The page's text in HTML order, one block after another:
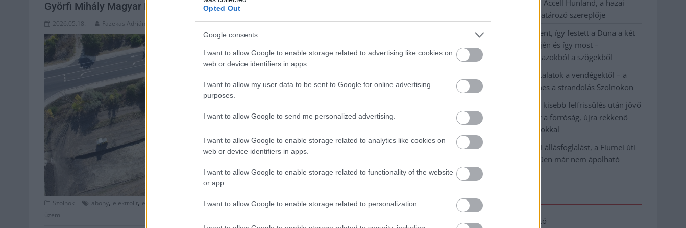
Opted Out
Google consents
I want to allow Google to enable storage related to advertising like cookies on
web or device identifiers in apps.
I want to allow my user data to be sent to Google for online advertising
purposes.
I want to allow Google to send me personalized advertising.
I want to allow Google to enable storage related to analytics like cookies on
web or device identifiers in apps.
I want to allow Google to enable storage related to functionality of the website
or app.
I want to allow Google to enable storage related to personalization.
Györfi Mihály Magyar Péterhez fordult, hogy ne jöjjön elektrolitgyár Szolnokra
2026.05.18. Fazekas Adrián
miniszterelnökhöz Szolnok polgármestere,
kezdeményezve a város határába tervezett
Györfi Mihály a beruházás kiemelt
projekt súlyosan veszélyezteti a helyi
hatására már a közgyűlés fideszes többsége
sem támogatja azt.
TOVÁBB OLVASOM
Szolnok abony, elektrolit, elektrolitgyár Győrfi Mihály,kína,kunlunchem,levél,Magyar Péter, magyar-kormány,Szolnok
üzem
Csődbe ment a tószegi Accell Hunland, a hazai
kerékpárgyártás meghatározó szereplője
Egyszer fent, egyszer lent, így festett a Duna a két
évvel ezelőtti árvíz idején és így most –
fotógyűjtemény ugyanazokból a szögekből
Ilyenek eddig a tapasztalatok a vendégektől – a
hőhullám miatt ingyenes a strandolás Szolnokon
Nem biztató: a hétvégi kisebb felfrissülés után jövő
héten megint visszatér a forróság, újra rekkenő
hőség jön, akár 38 fokokkal
Közzétették a szakértői állásfoglalást, a Fiumei úti
fák többsége szakszerűen már nem ápolható
Adatkezelési tájékoztató